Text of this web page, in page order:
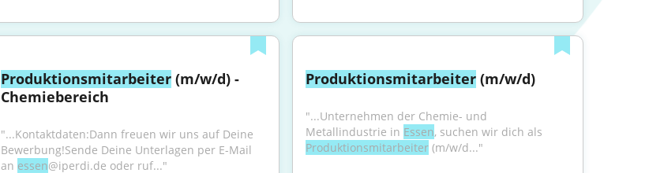
Produktionsmitarbeiter (m/w/d) -
Chemiebereich
"...Kontaktdaten:Dann freuen wir uns auf Deine
Bewerbung!Sende Deine Unterlagen per E-Mail
an essen@iperdi.de oder ruf..."
Produktionsmitarbeiter (m/w/d)
"...Unternehmen der Chemie- und
Metallindustrie in Essen
Produktionsmitarbeiter (m/w/d..."